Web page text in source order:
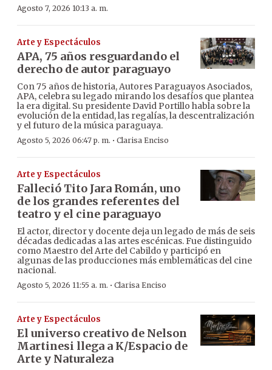
Agosto 7, 2026 10:13 a. m.
Arte y Espectáculos
APA, 75 años resguardando el
derecho de autor paraguayo
Con 75 años de historia, Autores Paraguayos Asociados,
APA, celebra su legado mirando los desafíos que plantea
la era digital. Su presidente David Portillo habla sobre la
evolución de la entidad, las regalías, la descentralización
y el futuro de la música paraguaya.
Agosto 5, 2026 06:47 p. m. · Clarisa Enciso
Arte y Espectáculos
Falleció Tito Jara Román, uno
de los grandes referentes del
teatro y el cine paraguayo
El actor, director y docente deja un legado de más de seis
décadas dedicadas a las artes escénicas. Fue distinguido
como Maestro del Arte del Cabildo y participó en
algunas de las producciones más emblemáticas del cine
nacional.
Agosto 5, 2026 11:55 a. m. · Clarisa Enciso
Arte y Espectáculos
El universo creativo de Nelson
Martinesi llega a K/Espacio de
Arte y Naturaleza